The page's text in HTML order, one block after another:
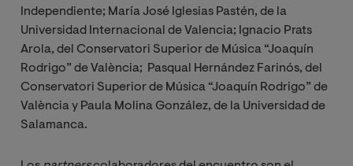
Independiente; María José Iglesias Pastén, de la
Universidad Internacional de Valencia; Ignacio Prats
Arola, del Conservatori Superior de Música “Joaquín
Rodrigo” de València; Pasqual Hernández Farinós, del
Conservatori Superior de Música “Joaquín Rodrigo” de
València y Paula Molina González, de la Universidad de
Salamanca.